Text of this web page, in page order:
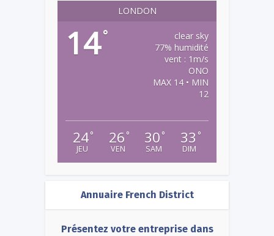
LONDON
14°
clear sky
77% humidité
vent : 1m/s
ONO
MAX 14 • MIN
12
24°
JEU
26 °
VEN
30 °
SAM
33 °
DIM
Annuaire French District
Présentez votre entreprise dans